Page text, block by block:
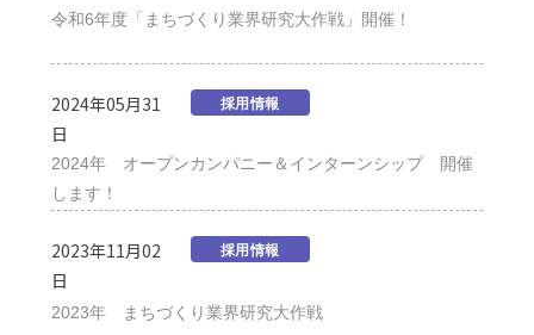
令和6年度「まちづくり業界研究大作戦」開催！
2024年05月31
日
採用情報
2024年 オープンカンパニー＆インターンシップ 開催
します！
2023年11月02
日
採用情報
2023年 まちづくり業界研究大作戦